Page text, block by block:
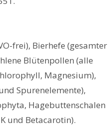
frei), Bierhefe (gesamter
Blütenpollen (alle
Magnesium),
Spurenelemente),
Hagebuttenschalen
und Betacarotin).